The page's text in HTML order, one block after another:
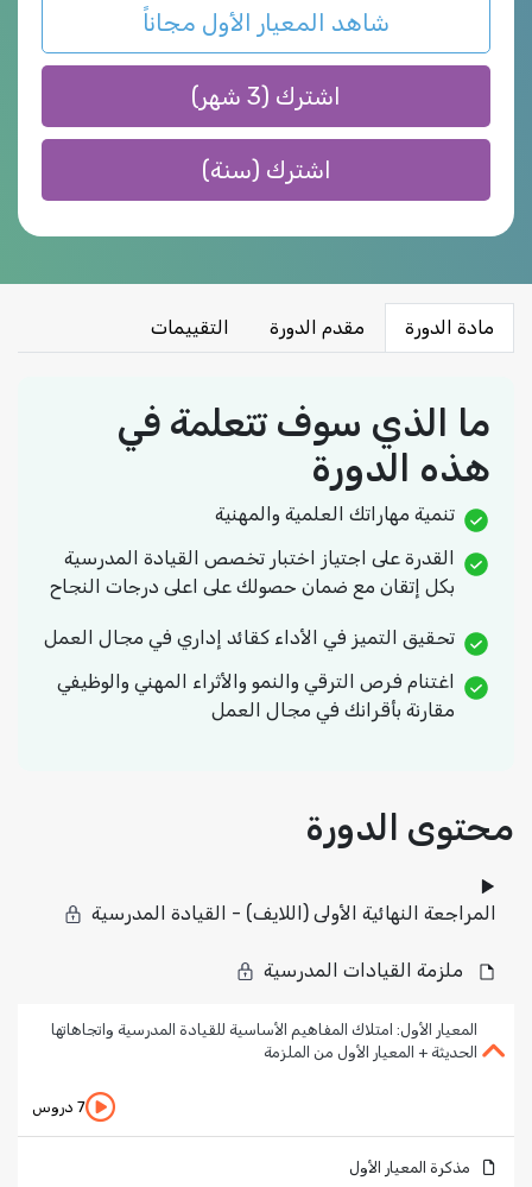
شاهد المعيار الأول مجاناً
اشترك (3 شهر)
اشترك (سنة)
مادة الدورة مقدم الدورة التقييمات
ما الذي سوف تتعلمة في
هذه الدورة
تنمية مهاراتك العلمية والمهنية
القدرة على اجتياز اختبار تخصص القيادة المدرسية
بكل إتقان مع ضمان حصولك على اعلى درجات النجاح
تحقيق التميز في الأداء كقائد إداري في مجال العمل
اغتنام فرص الترقي والنمو والأثراء المهني والوظيفي
مقارنة بأقرانك في مجال العمل
محتوى الدورة
المراجعة النهائية الأولى (اللايف) - القيادة المدرسية
ملزمة القيادات المدرسية
المعيار الأول: امتلاك المفاهيم الأساسية للقيادة المدرسية واتجاهاتها
الحديثة + المعيار الأول من الملزمة
7 دروس
مذكرة المعيار الأول